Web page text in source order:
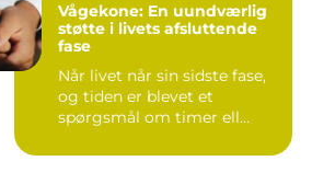
Vågekone: En uundværlig
støtte i livets afsluttende
fase
Når livet når sin sidste fase,
og tiden er blevet et
spørgsmål om timer ell...